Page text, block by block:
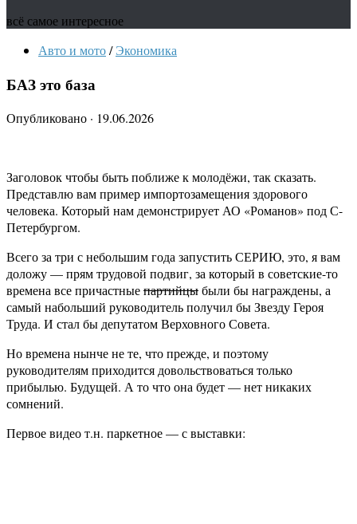
всё самое интересное
Авто и мото/ Экономика
БАЗ это база
Опубликовано · 19.06.2026
Заголовок чтобы быть поближе к молодёжи, так сказать.
Представлю вам пример импортозамещения здорового
человека. Который нам демонстрирует АО «Романов» под С-
Петербургом.
Всего за три с небольшим года запустить СЕРИЮ, это, я вам
доложу — прям трудовой подвиг, за который в советские-то
времена все причастныепартийцыбыли бы награждены, а
самый набольший руководитель получил бы Звезду Героя
Труда. И стал бы депутатом Верховного Совета.
Но времена нынче не те, что прежде, и поэтому
руководителям приходится довольствоваться только
прибылью. Будущей. А то что она будет — нет никаких
сомнений.
Первое видео т.н. паркетное — с выставки: